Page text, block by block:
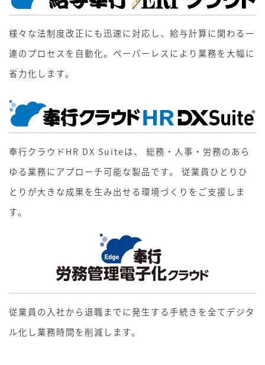
様々な法制度改正にも迅速に対応し、給与計算に関わる一
連のプロセスを自動化。ペーパーレスにより業務を大幅に
省力化します。
奉行クラウドHR DX Suiteは、 総務・人事・労務のあら
ゆる業務にアプローチ可能な製品です。 従業員ひとりひ
とりが大きな成果を生み出せる環境づくりをご支援しま
す。
従業員の入社から退職までに発生する手続きを全てデジタ
ル化し業務時間を削減します。